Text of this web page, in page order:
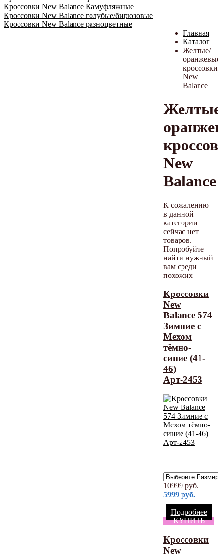
Кроссовки New Balance Камуфляжные
Кроссовки New Balance голубые/бирюзовые
Кроссовки New Balance разноцветные
Главная
Каталог
Желтые/
кроссовки
New
Balance
New
Balance
К сожалению
в данной
категории
сейчас нет
товаров.
Попробуйте
найти нужный
вам среди
похожих
Кроссовки
New
Balance 574
Зимние с
Мехом
тёмно-
синие (41-
46)
Арт-2453
10999 руб.
5999 руб.
Подробнее
КУПИТЬ
Кроссовки
New